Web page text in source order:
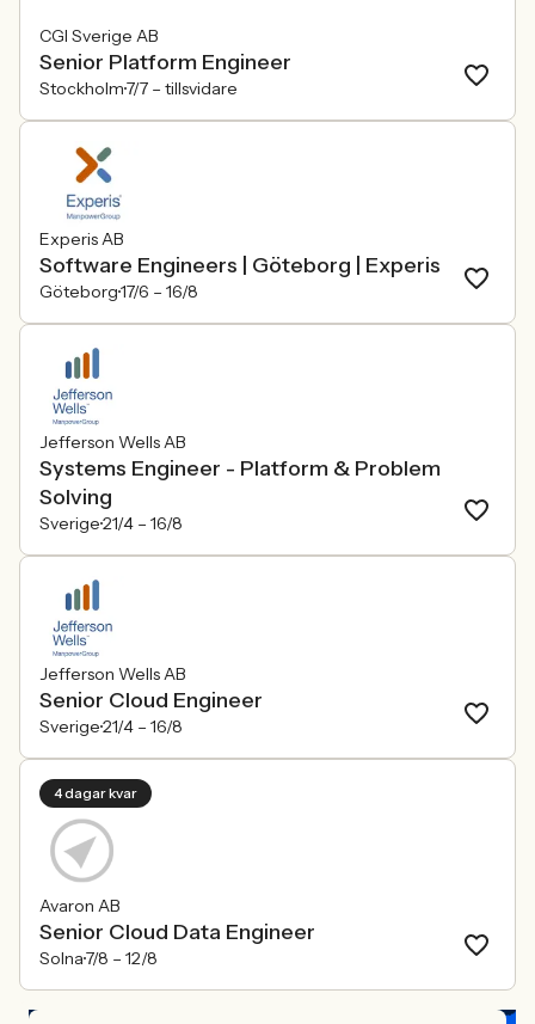
CGI Sverige AB
Senior Platform Engineer
Stockholm7/7 – tillsvidare
Experis AB
Software Engineers | Göteborg | Experis
Göteborg17/6 – 16/8
Jefferson Wells AB
Systems Engineer - Platform & Problem
Solving
Sverige21/4 – 16/8
Jefferson Wells AB
Senior Cloud Engineer
Sverige21/4 – 16/8
4 dagar kvar
Avaron AB
Senior Cloud Data Engineer
Solna7/8 – 12/8